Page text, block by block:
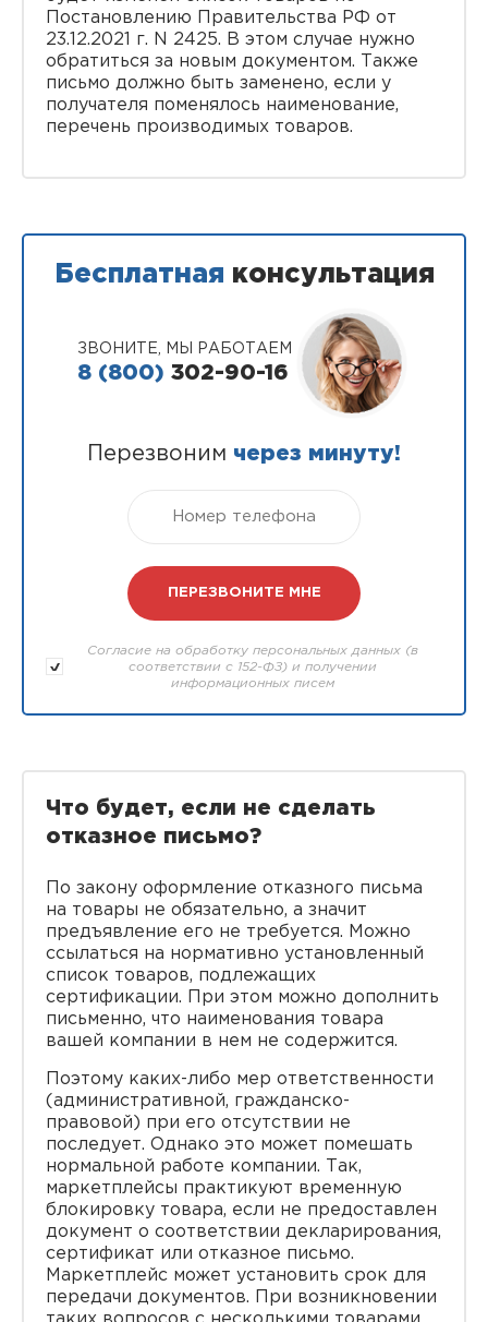
Постановлению Правительства РФ от
23.12.2021 г. N 2425. В этом случае нужно
обратиться за новым документом. Также
письмо должно быть заменено, если у
получателя поменялось наименование,
перечень производимых товаров.
Бесплатная консультация
ЗВОНИТЕ, МЫ РАБОТАЕМ
8 (800) 302-90-16
Перезвоним через минуту!
Согласие на обработку персональных данных (в
соответствии с 152-ФЗ) и получении
информационных писем
Что будет, если не сделать
отказное письмо?
По закону оформление отказного письма
на товары не обязательно, а значит
предъявление его не требуется. Можно
ссылаться на нормативно установленный
список товаров, подлежащих
сертификации. При этом можно дополнить
письменно, что наименования товара
вашей компании в нем не содержится.
Поэтому каких-либо мер ответственности
(административной, гражданско-
правовой) при его отсутствии не
последует. Однако это может помешать
нормальной работе компании. Так,
маркетплейсы практикуют временную
блокировку товара, если не предоставлен
документ о соответствии декларирования,
сертификат или отказное письмо.
Маркетплейс может установить срок для
передачи документов. При возникновении